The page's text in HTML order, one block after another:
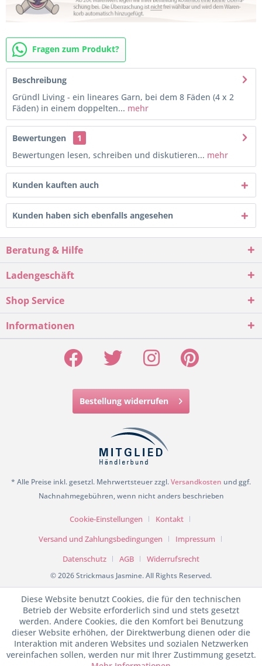
Fragen zum Produkt?
Beschreibung
Gründl Living - ein lineares Garn, bei dem 8 Fäden (4 x 2
Fäden) in einem doppelten... mehr
Bewertungen
1
Bewertungen lesen, schreiben und diskutieren... mehr
Kunden kauften auch
Kunden haben sich ebenfalls angesehen
Beratung & Hilfe
Ladengeschäft
Shop Service
Informationen
Bestellung widerrufen
* Alle Preise inkl. gesetzl. Mehrwertsteuer zzgl.Versandkosten und ggf.
Nachnahmegebühren, wenn nicht anders beschrieben
Cookie-Einstellungen
Kontakt
Versand und Zahlungsbedingungen
Impressum
Datenschutz
AGB Widerrufsrecht
© 2026 Strickmaus Jasmine. All Rights Reserved.
Diese Website benutzt Cookies, die für den technischen
Betrieb der Website erforderlich sind und stets gesetzt
werden. Andere Cookies, die den Komfort bei Benutzung
dieser Website erhöhen, der Direktwerbung dienen oder die
Interaktion mit anderen Websites und sozialen Netzwerken
vereinfachen sollen, werden nur mit Ihrer Zustimmung gesetzt.